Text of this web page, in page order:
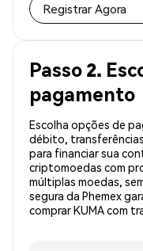
Registrar Agora
Passo 2.
pagamento
Escolha opções de
débito,
para financiar sua
criptomoedas com
múltiplas moedas,
segura da Phemex
comprar KUMA com